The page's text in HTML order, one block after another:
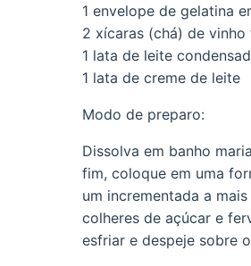
1 envelope de gelatina
2 xícaras (chá) de
1 lata de leite
1 lata de creme de leite
Modo de preparo:
Dissolva em banho
fim, coloque em uma
um incrementada a
colheres de açúcar e
esfriar e despeje sobre